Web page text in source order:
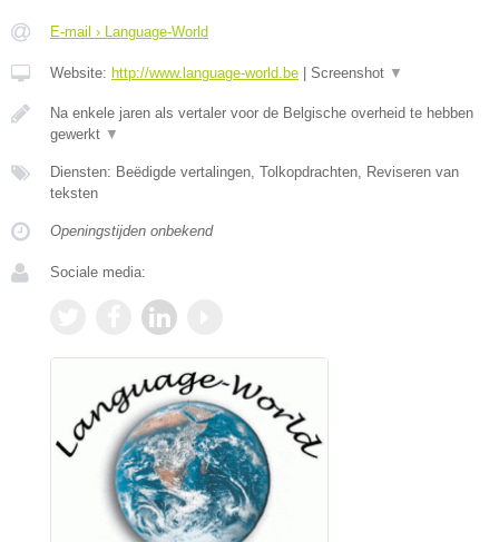
E-mail › Language-World
Website: http://www.language-world.be Screenshot ▼
Na enkele jaren als vertaler voor de Belgische overheid te hebben
gewerkt ▼
Diensten: Beëdigde vertalingen, Tolkopdrachten, Reviseren van
teksten
Openingstijden onbekend
Sociale media: